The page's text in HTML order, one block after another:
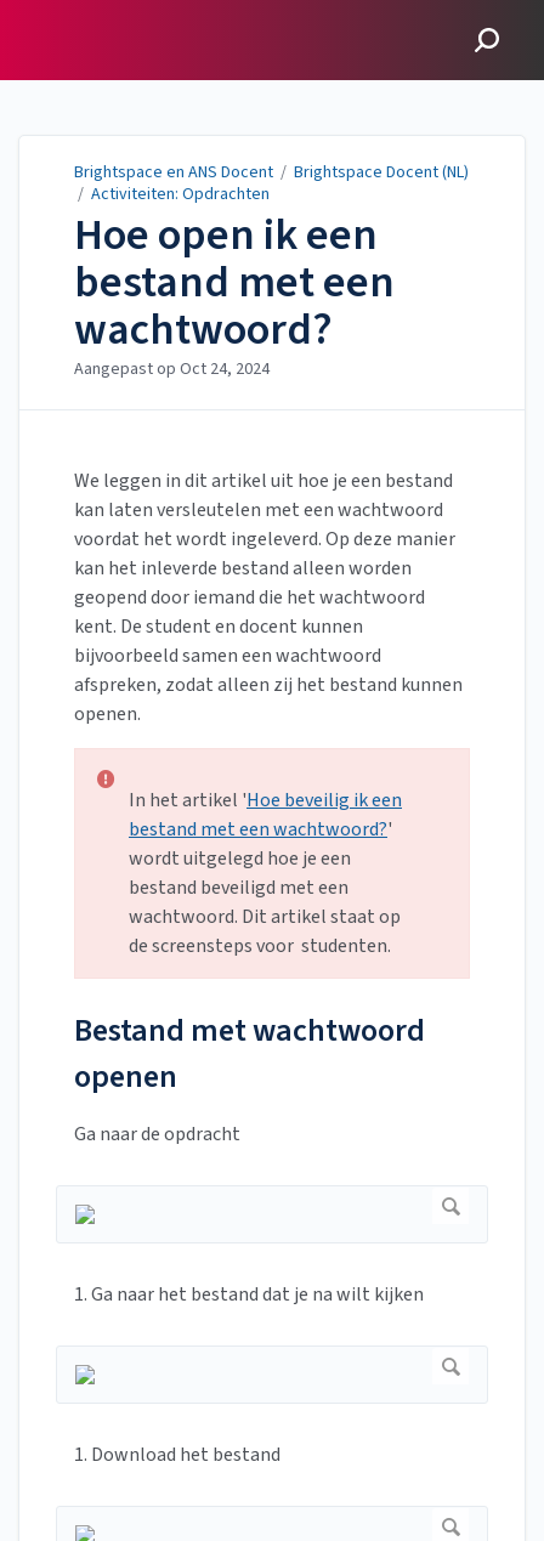
Brightspace en ANS Docent / Brightspace Docent (NL)
/ Activiteiten: Opdrachten
Hoe open ik een
bestand met een
wachtwoord?
Aangepast op Oct 24, 2024
We leggen in dit artikel uit hoe je een bestand
kan laten versleutelen met een wachtwoord
voordat het wordt ingeleverd. Op deze manier
kan het inleverde bestand alleen worden
geopend door iemand die het wachtwoord
kent. De student en docent kunnen
bijvoorbeeld samen een wachtwoord
afspreken, zodat alleen zij het bestand kunnen
openen.
In het artikel 'Hoe beveilig ik een
bestand met een wachtwoord?'
wordt uitgelegd hoe je een
bestand beveiligd met een
wachtwoord. Dit artikel staat op
de screensteps voor studenten.
Bestand met wachtwoord
openen
Ga naar de opdracht
1. Ga naar het bestand dat je na wilt kijken
1. Download het bestand